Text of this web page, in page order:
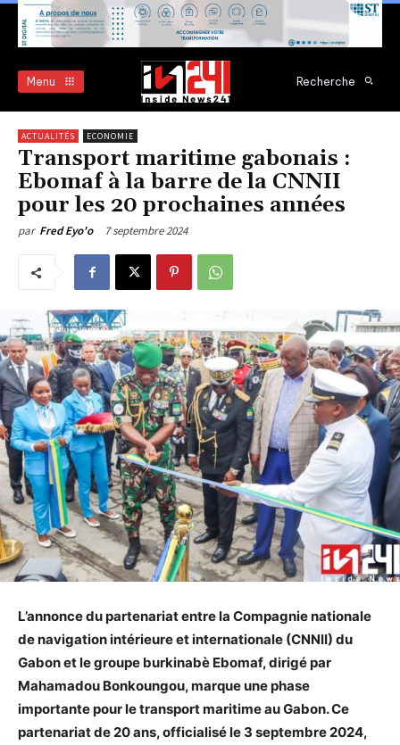
Menu Recherche
ACTUALITÉS ECONOMIE
Transport maritime gabonais :
Ebomaf à la barre de la CNNII
pour les 20 prochaines années
par Fred Eyo'o 7 septembre 2024
L’annonce du partenariat entre la Compagnie nationale
de navigation intérieure et internationale (CNNII) du
Gabon et le groupe burkinabè Ebomaf, dirigé par
Mahamadou Bonkoungou, marque une phase
importante pour le transport maritime au Gabon. Ce
partenariat de 20 ans, officialisé le 3 septembre 2024,